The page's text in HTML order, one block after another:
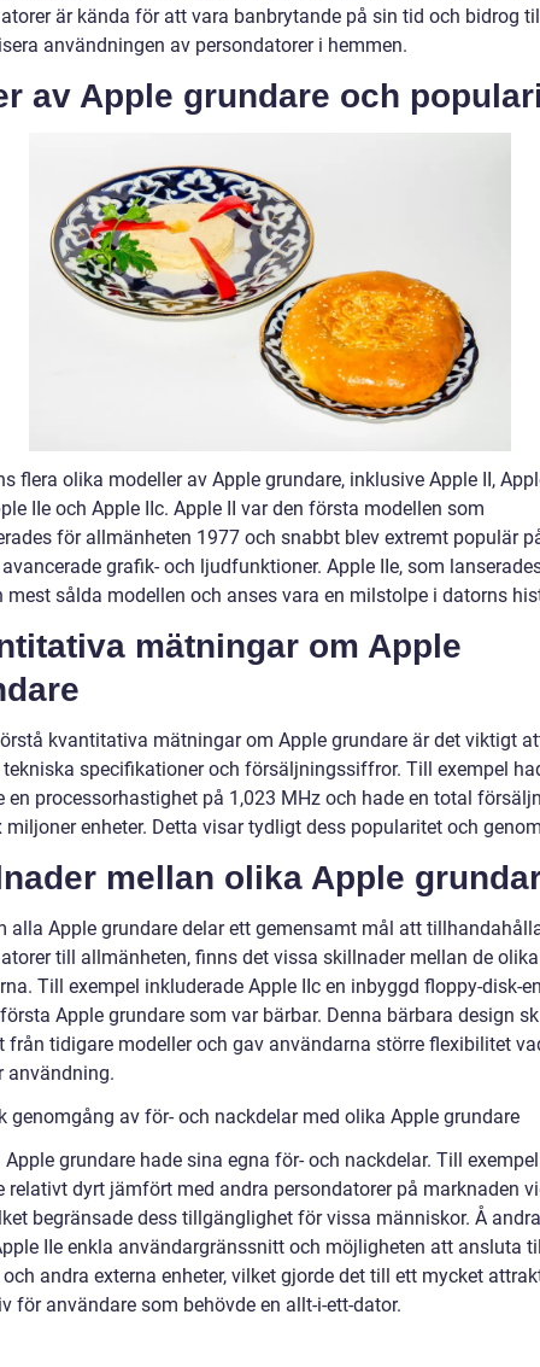
är kända för att vara banbrytande på sin tid och bidrog
användningen av persondatorer i hemmen.
av Apple grundare och
flera olika modeller av Apple grundare, inklusive Apple II,
IIe och Apple IIc. Apple II var den första modellen som
för allmänheten 1977 och snabbt blev extremt populär
grafik- och ljudfunktioner. Apple IIe, som
mest sålda modellen och anses vara en milstolpe i datorns
mätningar om Apple
kvantitativa mätningar om Apple grundare är det viktigt
tekniska specifikationer och försäljningssiffror. Till exempel
en processorhastighet på 1,023 MHz och hade en total
miljoner enheter. Detta visar tydligt dess popularitet och
mellan olika Apple
alla Apple grundare delar ett gemensamt mål att
till allmänheten, finns det vissa skillnader mellan de olika
Till exempel inkluderade Apple IIc en inbyggd floppy-disk-
Apple grundare som var bärbar. Denna bärbara design
från tidigare modeller och gav användarna större flexibilitet
användning.
genomgång av för- och nackdelar med olika Apple grundare
Apple grundare hade sina egna för- och nackdelar. Till
relativt dyrt jämfört med andra persondatorer på marknaden
begränsade dess tillgänglighet för vissa människor. Å
IIe enkla användargränssnitt och möjligheten att ansluta
andra externa enheter, vilket gjorde det till ett mycket
för användare som behövde en allt-i-ett-dator.